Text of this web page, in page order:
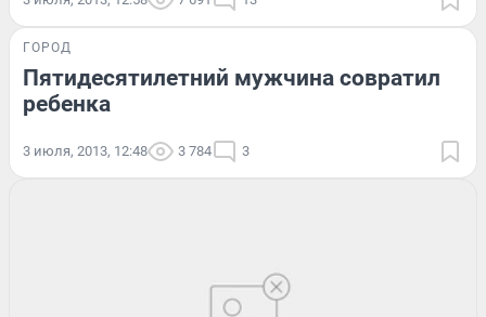
ГОРОД
Пятидесятилетний мужчина совратил
ребенка
3 июля, 2013, 12:48 3 784 3